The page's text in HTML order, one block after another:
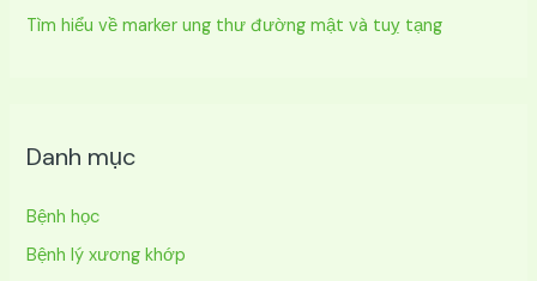
Tìm hiểu về marker ung thư đường mật và tuỵ tạng
Danh mục
Bệnh học
Bệnh lý xương khớp